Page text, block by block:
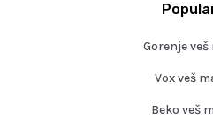
Gorenje
Vox veš
Beko veš